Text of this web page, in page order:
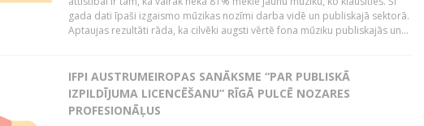
gada dati īpaši izgaismo mūzikas nozīmi darba vidē un publiskajā sektorā.
Aptaujas rezultāti rāda, ka cilvēki augsti vērtē fona mūziku publiskajās un...
IFPI AUSTRUMEIROPAS SANĀKSME “PAR PUBLISKĀ
IZPILDĪJUMA LICENCĒŠANU” RĪGĀ PULCĒ NOZARES
PROFESIONĀĻUS